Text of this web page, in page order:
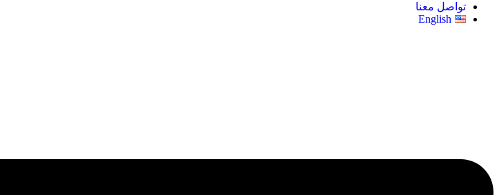
تواصل معنا
English